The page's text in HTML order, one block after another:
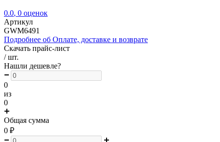
0.0, 0 оценок
Артикул
GWM6491
Подробнее об Оплате, доставке и возврате
Скачать прайс-лист
/ шт.
Нашли дешевле?
0
из
0
Общая сумма
0 ₽